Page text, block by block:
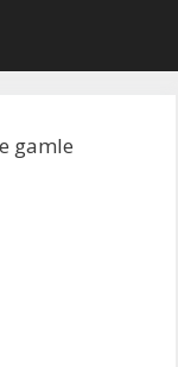
gamle